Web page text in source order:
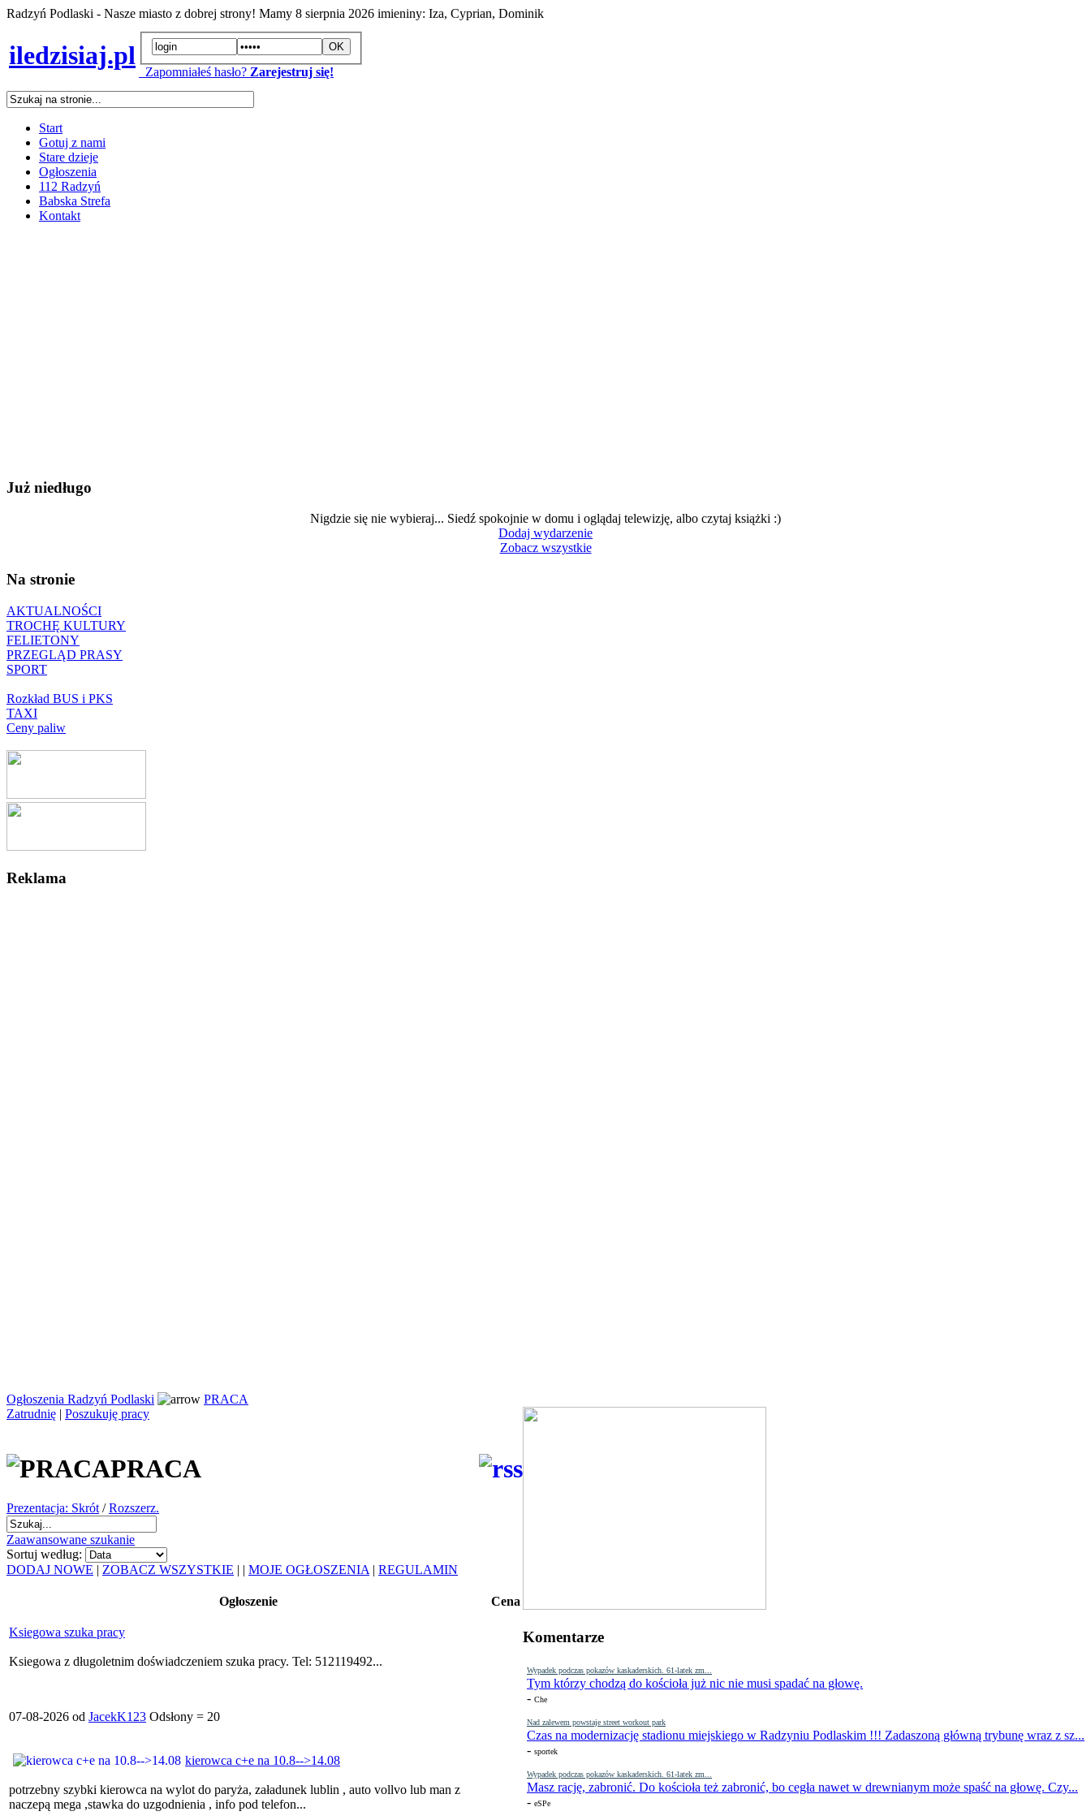
Radzyń Podlaski - Nasze miasto z dobrej strony! Mamy 8 sierpnia 2026 imieniny: Iza, Cyprian, Dominik
iledzisiaj.pl
Zapomniałeś hasło? Zarejestruj się!
Start
Gotuj z nami
Stare dzieje
Ogłoszenia
112 Radzyń
Babska Strefa
Kontakt
Już niedługo
Nigdzie się nie wybieraj... Siedź spokojnie w domu i oglądaj telewizję, albo czytaj książki :)
Dodaj wydarzenie
Zobacz wszystkie
Na stronie
AKTUALNOŚCI
TROCHĘ KULTURY
FELIETONY
PRZEGLĄD PRASY
SPORT
Rozkład BUS i PKS
TAXI
Ceny paliw
Reklama
Komentarze
Wypadek podczas pokazów kaskaderskich. 61-latek zm...
Tym którzy chodzą do kościoła już nic nie musi spadać na głowę.
- Che
Nad zalewem powstaje street workout park
Czas na modernizację stadionu miejskiego w Radzyniu Podlaskim !!! Zadaszoną główną trybunę wraz z sz...
- sportek
Wypadek podczas pokazów kaskaderskich. 61-latek zm...
Masz rację, zabronić. Do kościoła też zabronić, bo cegła nawet w drewnianym może spaść na głowę. Czy...
- eSPe
Ogłoszenia Radzyń Podlaski
PRACA
Zatrudnię | Poszukuję pracy
PRACA
Prezentacja: Skrót /Rozszerz.
Zaawansowane szukanie
Sortuj według:
DODAJ NOWE | ZOBACZ WSZYSTKIE | | MOJE OGŁOSZENIA | REGULAMIN
Ogłoszenie Cena
Ksiegowa szuka pracy
Ksiegowa z długoletnim doświadczeniem szuka pracy. Tel: 512119492...
07-08-2026 od JacekK123 Odsłony = 20
kierowca c+e na 10.8-->14.08
potrzebny szybki kierowca na wylot do paryża, załadunek lublin , auto vollvo lub man z
naczepą mega ,stawka do uzgodnienia , info pod telefon...